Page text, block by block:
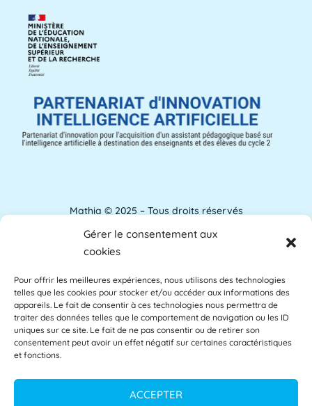
Gérer le consentement aux
cookies
Pour offrir les meilleures expériences, nous utilisons des technologies
telles que les cookies pour stocker et/ou accéder aux informations des
appareils. Le fait de consentir à ces technologies nous permettra de
traiter des données telles que le comportement de navigation ou les ID
uniques sur ce site. Le fait de ne pas consentir ou de retirer son
consentement peut avoir un effet négatif sur certaines caractéristiques
et fonctions.
ACCEPTER
Aménagements d'apprentissage
Les aménagements d'apprentissage peuvent
faire référence à du temps supplémentaire
pour la [...]
ANACT
ANACT est l'acronyme de l'Agence nationale
Analyse de l'apprentissage
les commentaires des étudiants comme base
des [...]Lire plus »
APAE
L'APAE, ou Attaché Principal d'Administration
de l'État, est un fonctionnaire de l'Éducation
Mathia © 2025 – Tous droits réservés
Mentions Légales
Accessibilité
Glossaire
Centre d’aide